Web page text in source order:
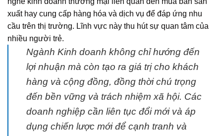
xuất hay cung cấp hàng hóa và dịch vụ để đáp ứng nhu
cầu trên thị trường. Lĩnh vực này thu hút sự quan tâm của
nhiều người trẻ.
Ngành Kinh doanh không chỉ hướng đến
lợi nhuận mà còn tạo ra giá trị cho khách
hàng và cộng đồng, đồng thời chú trọng
đến bền vững và trách nhiệm xã hội. Các
doanh nghiệp cần liên tục đổi mới và áp
dụng chiến lược mới để cạnh tranh và